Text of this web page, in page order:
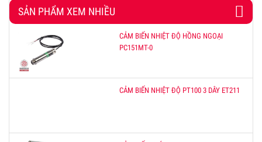
SẢN PHẨM XEM NHIỀU
CẢM BIẾN NHIỆT ĐỘ HỒNG NGOẠI
PC151MT-0
CẢM BIẾN NHIỆT ĐỘ PT100 3 DÂY ET211